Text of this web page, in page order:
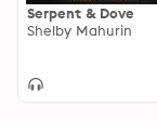
Serpent & Dove
Shelby Mahurin